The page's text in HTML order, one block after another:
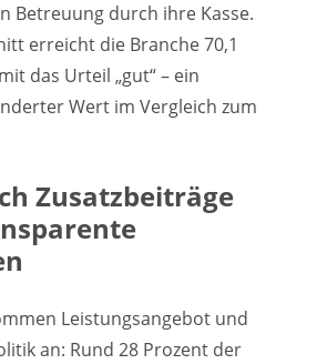
Betreuung durch ihre Kasse.
erreicht die Branche 70,1
das Urteil „gut“ – ein
Wert im Vergleich zum
Zusatzbeiträge
Leistungsangebot und
an: Rund 28 Prozent der